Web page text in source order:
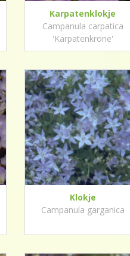
Karpatenklokje
Campanula carpatica
'Karpatenkrone'
Klokje
Campanula garganica